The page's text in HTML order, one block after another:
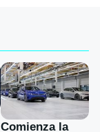
Comienza la